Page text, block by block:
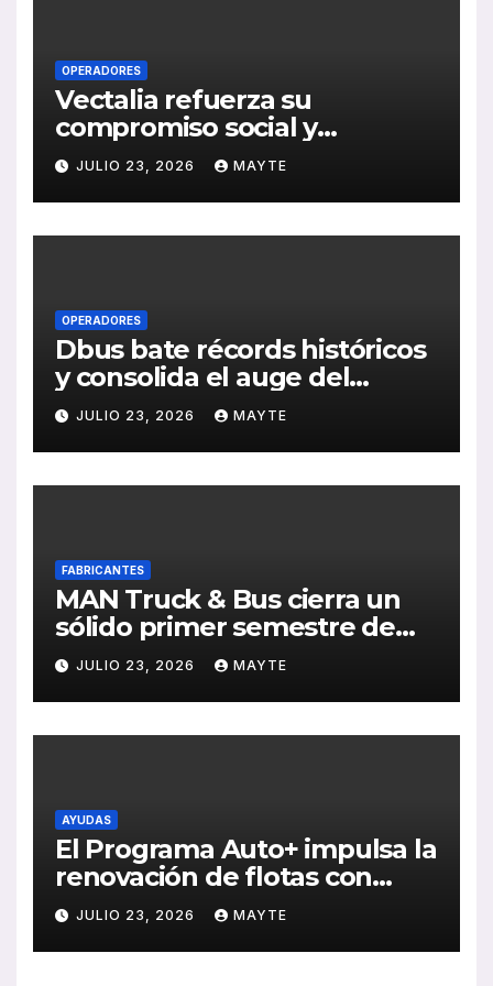
OPERADORES
Vectalia refuerza su
compromiso social y
medioambiental con la
publicación de su Memoria
de RSC 2025
JULIO 23, 2026 MAYTE
OPERADORES
Dbus bate récords históricos
y consolida el auge del
transporte público en San
Sebastián
JULIO 23, 2026 MAYTE
FABRICANTES
MAN Truck & Bus cierra un
sólido primer semestre de
2026 con crecimiento en
ventas, pedidos y
rentabilidad
JULIO 23, 2026 MAYTE
AYUDAS
El Programa Auto+ impulsa la
renovación de flotas con
ayudas a vehículos eléctricos
ligeros
JULIO 23, 2026 MAYTE